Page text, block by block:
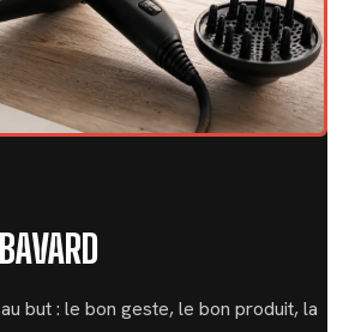
but : le bon geste, le bon produit, la